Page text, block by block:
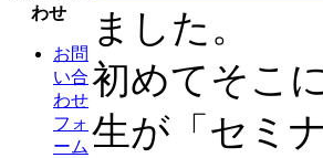
わせ
お問
い合
わせ
フォ
ーム
ました。
初めてそこ
生が「セミ